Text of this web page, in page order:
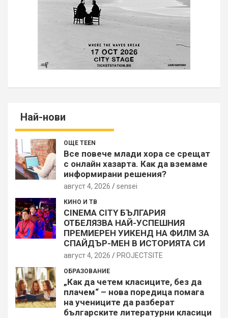
Най-нови
ОЩЕ TEEN
Все повече млади хора се срещат
с онлайн хазарта. Как да вземаме
информирани решения?
август 4, 2026 sensei
КИНО И ТВ
CINEMA CITY БЪЛГАРИЯ
ОТБЕЛЯЗВА НАЙ-УСПЕШНИЯ
ПРЕМИЕРЕН УИКЕНД НА ФИЛМ ЗА
СПАЙДЪР-МЕН В ИСТОРИЯТА СИ
август 4, 2026 PROJECTSITЕ
ОБРАЗОВАНИЕ
„Как да четем класиците, без да
плачем“ – нова поредица помага
на учениците да разберат
българските литературни класици